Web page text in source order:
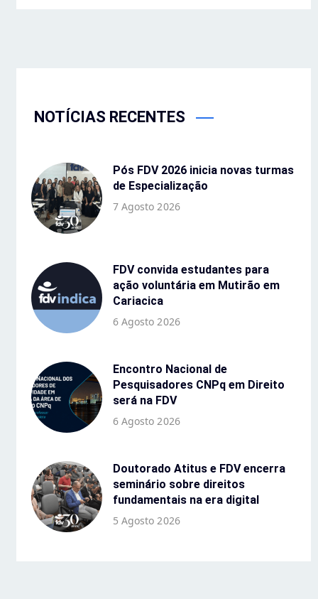
NOTÍCIAS RECENTES
Pós FDV 2026 inicia novas turmas
de Especialização
7 Agosto 2026
FDV convida estudantes para
ação voluntária em Mutirão em
Cariacica
6 Agosto 2026
Encontro Nacional de
Pesquisadores CNPq em Direito
será na FDV
6 Agosto 2026
Doutorado Atitus e FDV encerra
seminário sobre direitos
fundamentais na era digital
5 Agosto 2026